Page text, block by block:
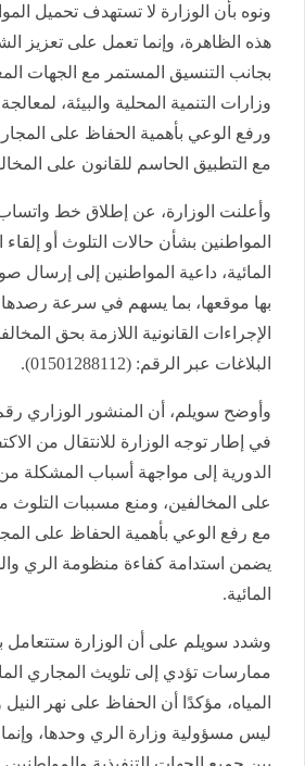
ونوه بأن الوزارة لا تستهدف تحميل
هذه الظاهرة، وإنما تعمل على تعزيز
بجانب التنسيق المستمر مع الجهات
وزارات التنمية المحلية والبيئة،
ورفع الوعي بأهمية الحفاظ على المجاري
مع التطبيق الحاسم للقانون على
وأعلنت الوزارة، عن إطلاق خط
المواطنين بشأن حالات التلوث أو
المائية، داعية المواطنين إلى إرسال
بها موقعها، بما يسهم في سرعة رصدها
الإجراءات القانونية اللازمة بحق
البلاغات عبر الرقم: (01501288112).
في إطار توجه الوزارة للانتقال من
الدورية إلى مواجهة أسباب المشكلة
على المخالفين، ومنع مسببات التلوث
مع رفع الوعي بأهمية الحفاظ على
يضمن استدامة كفاءة منظومة الري
المائية.
وشدد سويلم على أن الوزارة
ممارسات تؤدي إلى تلويث المجاري
المياه، مؤكدًا أن الحفاظ على نهر
ليس مسؤولية وزارة الري وحدها،